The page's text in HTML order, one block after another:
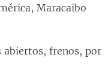
Maracaibo
abiertos, frenos, por